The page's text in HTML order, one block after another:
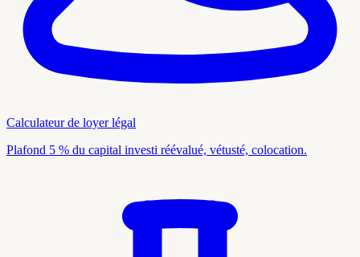
Calculateur de loyer légal
Plafond 5 % du capital investi réévalué, vétusté, colocation.